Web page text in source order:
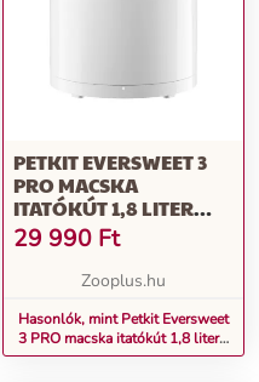
PETKIT EVERSWEET 3
PRO MACSKA
ITATÓKÚT 1,8 LITER
MACSKÁKNAK
29 990 Ft
Zooplus.hu
Hasonlók, mint Petkit Eversweet
3 PRO macska itatókút 1,8 liter
macskáknak